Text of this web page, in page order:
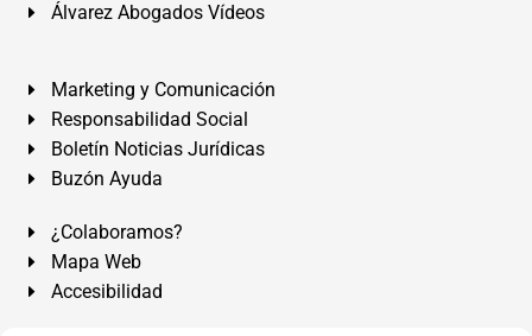
Álvarez Abogados Vídeos
Marketing y Comunicación
Responsabilidad Social
Boletín Noticias Jurídicas
Buzón Ayuda
¿Colaboramos?
Mapa Web
Accesibilidad